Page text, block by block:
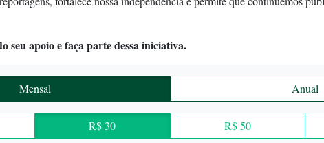
seu apoio e faça parte dessa iniciativa.
Mensal Anual
R$ 30 R$ 50